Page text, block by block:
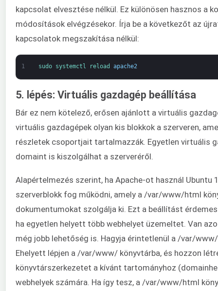
kapcsolat elvesztése nélkül. Ez különösen hasznos a
módosítások elvégzésekor. Írja be a következőt az
kapcsolatok megszakítása nélkül:
1 sudo systemctl reload apache2
5. lépés: Virtuális gazdagép beállítása
Bár ez nem kötelező, erősen ajánlott a virtuális
virtuális gazdagépek olyan kis blokkok a szerveren,
részletek csoportjait tartalmazzák. Egyetlen virtuális
domaint is kiszolgálhat a szerveréről.
Alapértelmezés szerint, ha Apache-ot használ Ubuntu
szerverblokk fog működni, amely a /var/www/html
dokumentumokat szolgálja ki. Ezt a beállítást
ha egyetlen helyett több webhelyet üzemeltet. Van
még jobb lehetőség is. Hagyja érintetlenül a /var/
Ehelyett lépjen a /var/www/ könyvtárba, és hozzon
könyvtárszerkezetet a kívánt tartományhoz
webhelyek számára. Ha így tesz, a /var/www/html